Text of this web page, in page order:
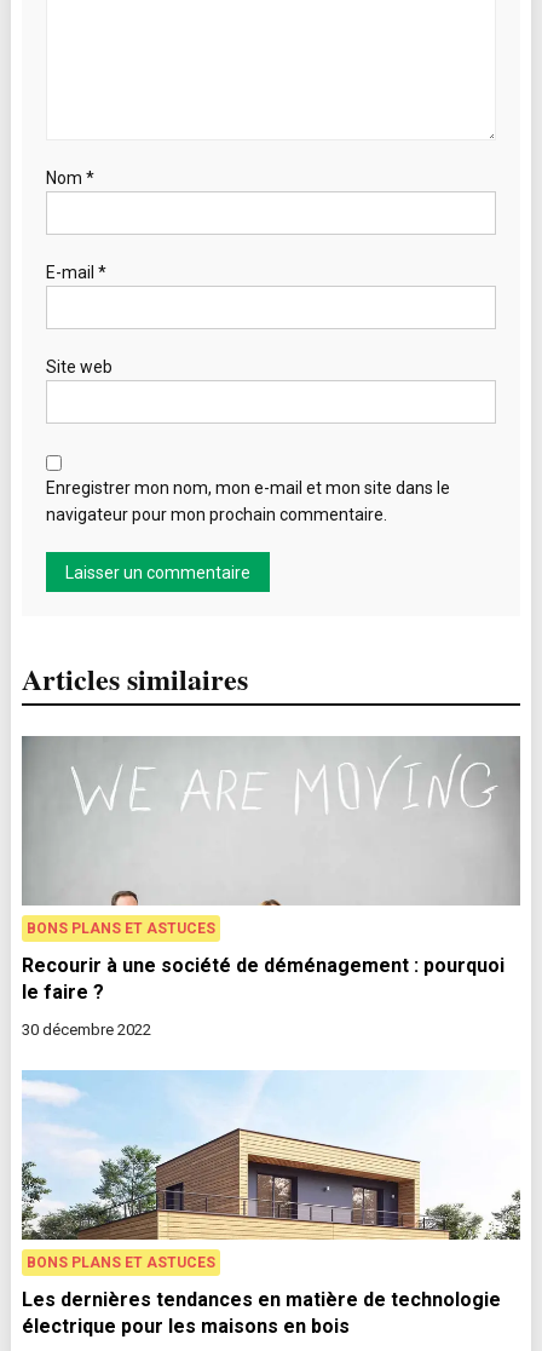
Nom *
E-mail *
Site web
Enregistrer mon nom, mon e-mail et mon site dans le
navigateur pour mon prochain commentaire.
Articles similaires
BONS PLANS ET ASTUCES
Recourir à une société de déménagement : pourquoi
le faire ?
30 décembre 2022
BONS PLANS ET ASTUCES
Les dernières tendances en matière de technologie
électrique pour les maisons en bois